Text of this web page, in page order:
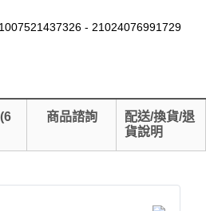
- 21024076991729
(6
商品諮詢
配送/換貨/退
貨說明